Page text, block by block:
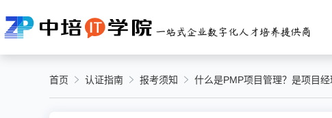
首页 认证指南 报考须知 什么是PMP项目管理？是项目经